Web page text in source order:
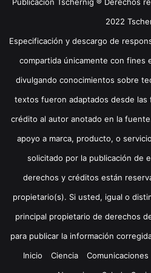
2022
Especificación y descargo de
compartida únicamente con fines
divulgando conocimientos sobre
textos fueron adaptados desde las
crédito al autor anotado en la
apoyo a marca, producto, o
solicitado por la publicación de
derechos y créditos están
propietario(s). Si usted, igual o
principal propietario de derechos
para publicar la información
Inicio
Ciencia Comunicaciones